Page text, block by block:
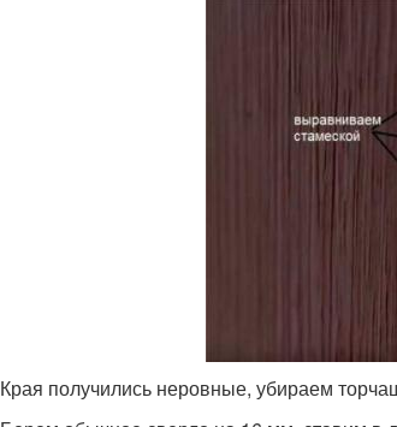
Края получились неровные, убираем